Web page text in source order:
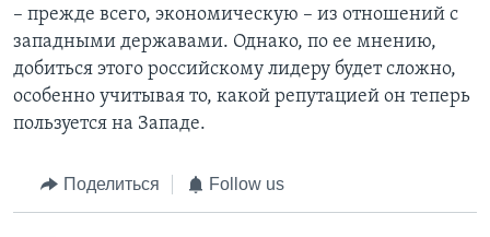
– прежде всего, экономическую – из отношений с
западными державами. Однако, по ее мнению,
добиться этого российскому лидеру будет сложно,
особенно учитывая то, какой репутацией он теперь
пользуется на Западе.
Поделиться Follow us